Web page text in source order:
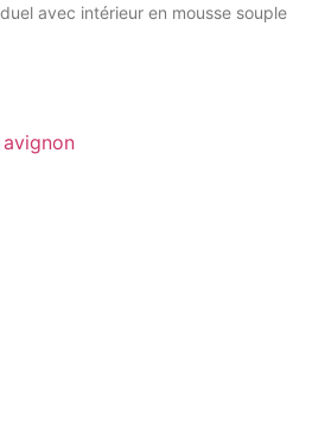
avec intérieur en mousse souple